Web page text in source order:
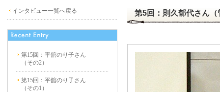
インタビュー一覧へ戻る
第15回：平舘のり子さん
（その2）
第15回：平舘のり子さん
（その1）
第5回：則久郁代さん